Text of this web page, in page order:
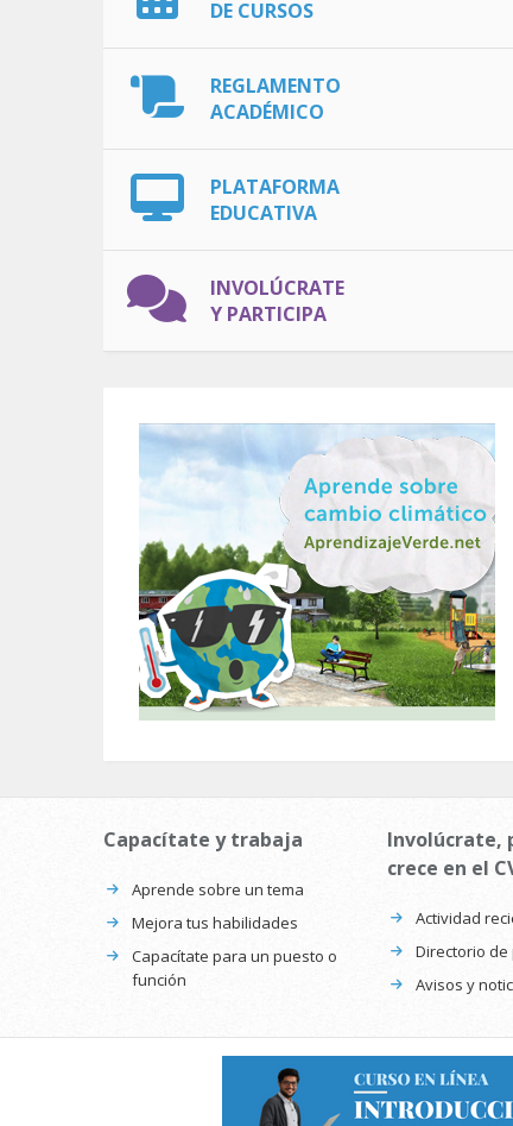
DE CURSOS
REGLAMENTO
ACADÉMICO
PLATAFORMA
EDUCATIVA
INVOLÚCRATE
Y PARTICIPA
Capacítate y trabaja
Aprende sobre un tema
Mejora tus habilidades
Capacítate para un puesto o
función
Involúcrate,
crece en el
Actividad
Directorio de
Avisos y